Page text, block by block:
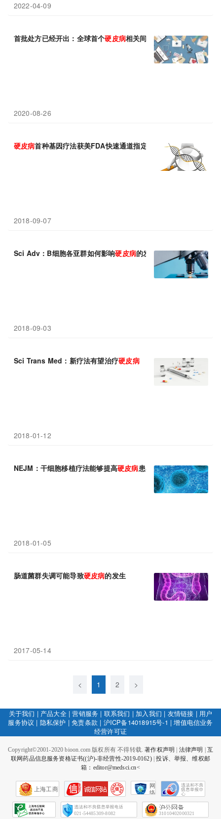
2022-04-09
首批处方已经开出：全球首个硬皮病相关间质性肺疾病（SSc-ILD
2020-08-26
硬皮病首种基因疗法获美FDA快速通道指定
2018-09-07
Sci Adv：B细胞各亚群如何影响硬皮病的发生
2018-09-03
Sci Trans Med：新疗法有望治疗硬皮病
2018-01-12
NEJM：干细胞移植疗法能够提高硬皮病患者的存活率
2018-01-05
肠道菌群失调可能导致硬皮病的发生
2017-05-14
< 1 2 >
关于我们 | 产品大全|营销服务 | 联系我们 | 加入我们 | 友情链接 | 用户
服务协议 | 隐私保护 |免责条款 | 沪ICP备14018915号-1 |增值电信业务
经营许可证
Copyright©2001-2020 bioon.com 版权所有 不得转载.著作权声明 法律声明
互
联网药品信息服务资格证书((沪)-非经营性-2019-0162)|投诉、举报、维权邮
箱：editor@medsci.cn<
上海工商
网
络
会
征
021-54485309-8082 31010402000321